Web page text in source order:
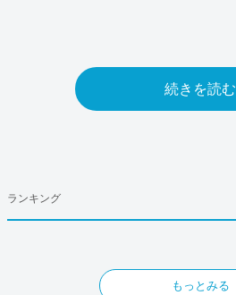
続きを読む
ランキング
もっとみる